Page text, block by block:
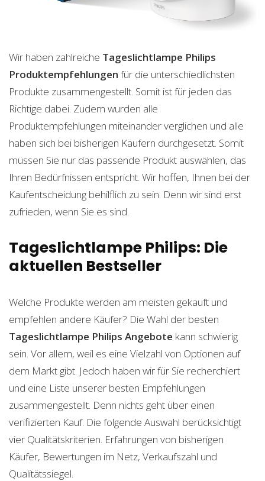
Wir haben zahlreiche Tageslichtlampe Philips
Produktempfehlungen für die unterschiedlichsten
Produkte zusammengestellt. Somit ist für jeden das
Richtige dabei. Zudem wurden alle
Produktempfehlungen miteinander verglichen und alle
haben sich bei bisherigen Käufern durchgesetzt. Somit
müssen Sie nur das passende Produkt auswählen, das
Ihren Bedürfnissen entspricht. Wir hoffen, Ihnen bei der
Kaufentscheidung behilflich zu sein. Denn wir sind erst
zufrieden, wenn Sie es sind.
Tageslichtlampe Philips: Die
aktuellen Bestseller
Welche Produkte werden am meisten gekauft und
empfehlen andere Käufer? Die Wahl der besten
Tageslichtlampe Philips Angebote kann schwierig
sein. Vor allem, weil es eine Vielzahl von Optionen auf
dem Markt gibt. Jedoch haben wir für Sie recherchiert
und eine Liste unserer besten Empfehlungen
zusammengestellt. Denn nichts geht über einen
verifizierten Kauf. Die folgende Auswahl berücksichtigt
vier Qualitätskriterien. Erfahrungen von bisherigen
Käufer, Bewertungen im Netz, Verkaufszahl und
Qualitätssiegel.